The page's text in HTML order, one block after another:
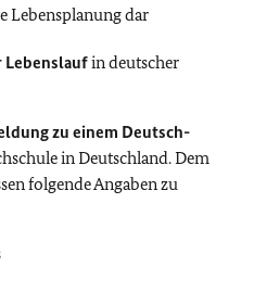
Lebensplanung dar
Lebenslaufin deutscher
zu einem Deutsch-
in Deutschland. Dem
folgende Angaben zu